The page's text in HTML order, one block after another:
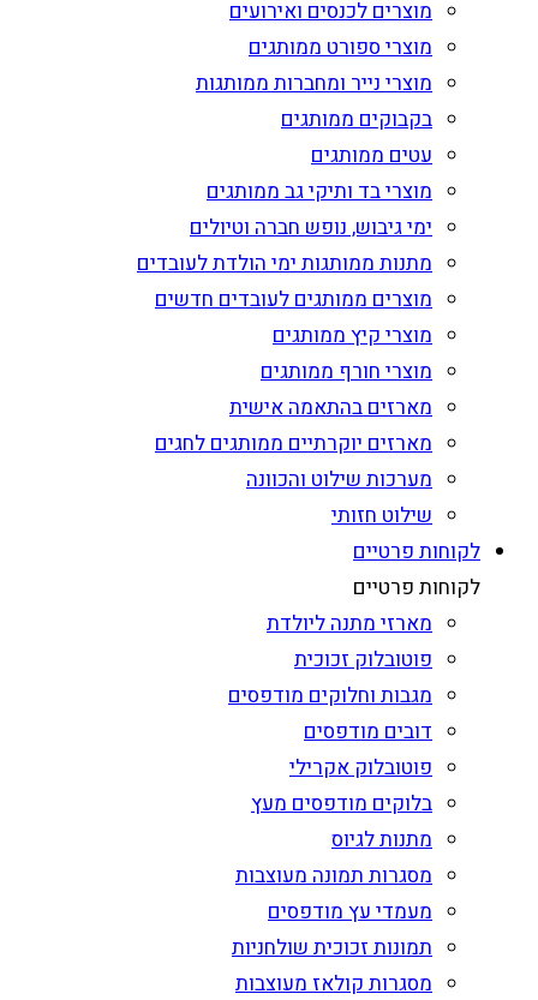
מוצרים לכנסים ואירועים
מוצרי ספורט ממותגים
מוצרי נייר ומחברות ממותגות
בקבוקים ממותגים
עטים ממותגים
מוצרי בד ותיקי גב ממותגים
ימי גיבוש, נופש חברה וטיולים
מתנות ממותגות ימי הולדת לעובדים
מוצרים ממותגים לעובדים חדשים
מוצרי קיץ ממותגים
מוצרי חורף ממותגים
מארזים בהתאמה אישית
מארזים יוקרתיים ממותגים לחגים
מערכות שילוט והכוונה
שילוט חזותי
לקוחות פרטיים
לקוחות פרטיים
מארזי מתנה ליולדת
פוטובלוק זכוכית
מגבות וחלוקים מודפסים
דובים מודפסים
פוטובלוק אקרילי
בלוקים מודפסים מעץ
מתנות לגיוס
מסגרות תמונה מעוצבות
מעמדי עץ מודפסים
תמונות זכוכית שולחניות
מסגרות קולאז מעוצבות